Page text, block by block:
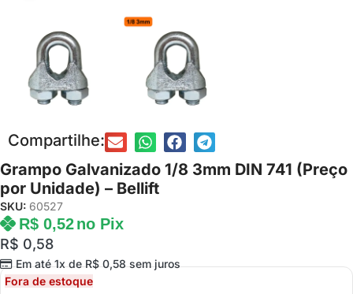
Compartilhe:
Grampo Galvanizado 1/8 3mm DIN 741 (Preço
por Unidade) – Bellift
SKU: 60527
R$ 0,58
Em até 1x deR$0,58sem juros
R$0,52 no Pix
Fora de estoque